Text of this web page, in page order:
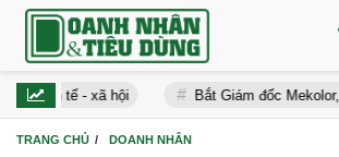
tế - xã hội Bắt Giám đốc Mekolor,
TRANG CHỦ DOANH NHÂN